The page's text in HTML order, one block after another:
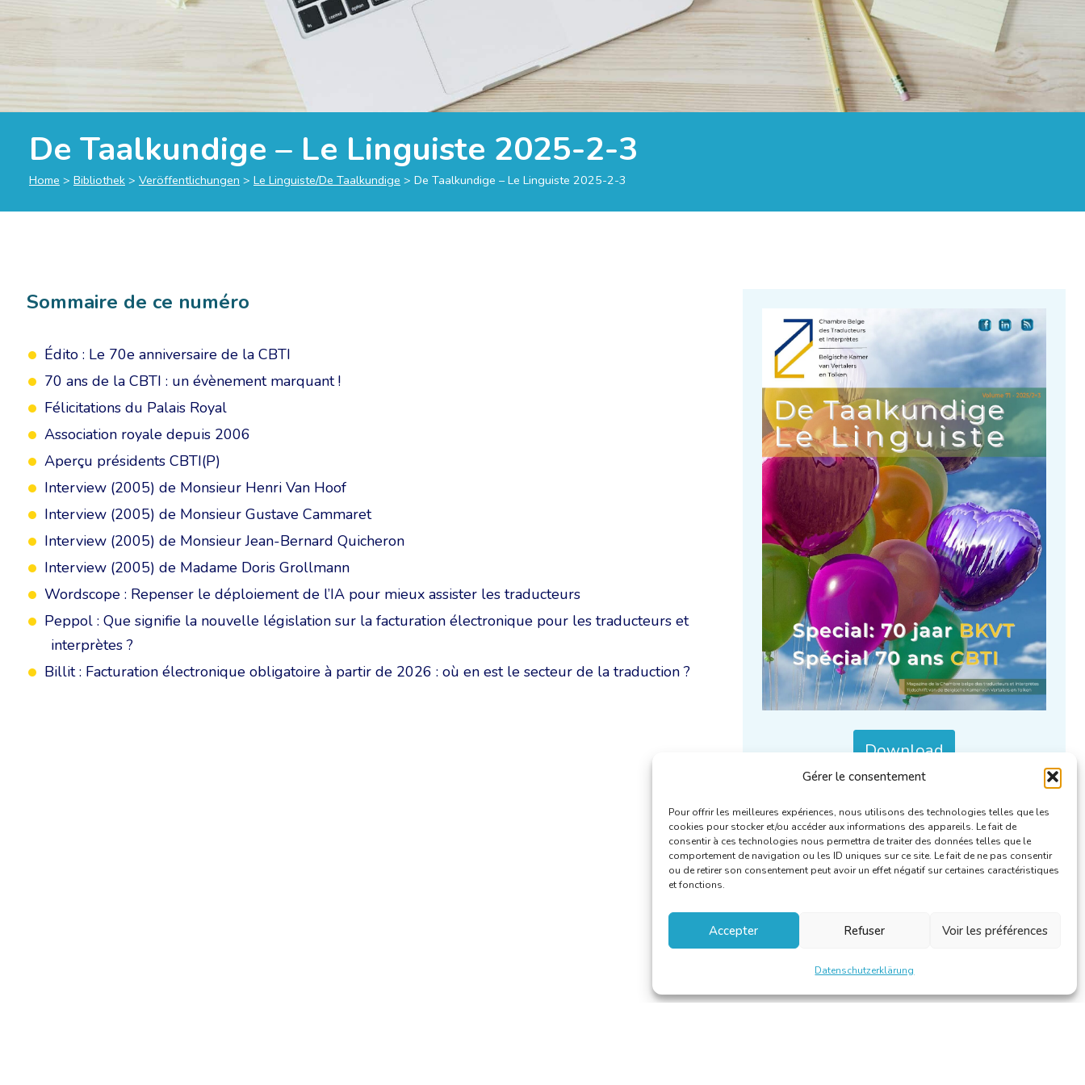
Gérer le consentement
Pour offrir les meilleures expériences, nous utilisons des technologies telles que les
cookies pour stocker et/ou accéder aux informations des appareils. Le fait de
consentir à ces technologies nous permettra de traiter des données telles que le
comportement de navigation ou les ID uniques sur ce site. Le fait de ne pas consentir
ou de retirer son consentement peut avoir un effet négatif sur certaines caractéristiques
et fonctions.
Accepter Refuser Voir les préférences
Datenschutzerklärung
De Taalkundige – Le Linguiste 2025-2-3
Home > Bibliothek > Veröffentlichungen > Le Linguiste/De Taalkundige > De Taalkundige – Le Linguiste 2025-2-3
Sommaire de ce numéro
Édito : Le 70e anniversaire de la CBTI
70 ans de la CBTI : un évènement marquant !
Félicitations du Palais Royal
Association royale depuis 2006
Aperçu présidents CBTI(P)
Interview (2005) de Monsieur Henri Van Hoof
Interview (2005) de Monsieur Gustave Cammaret
Interview (2005) de Monsieur Jean-Bernard Quicheron
Interview (2005) de Madame Doris Grollmann
Wordscope : Repenser le déploiement de l’IA pour mieux assister les traducteurs
Peppol : Que signifie la nouvelle législation sur la facturation électronique pour les traducteurs et
interprètes ?
Billit : Facturation électronique obligatoire à partir de 2026 : où en est le secteur de la traduction ?
Download
Kategorien : Le Linguiste/De Taalkundige